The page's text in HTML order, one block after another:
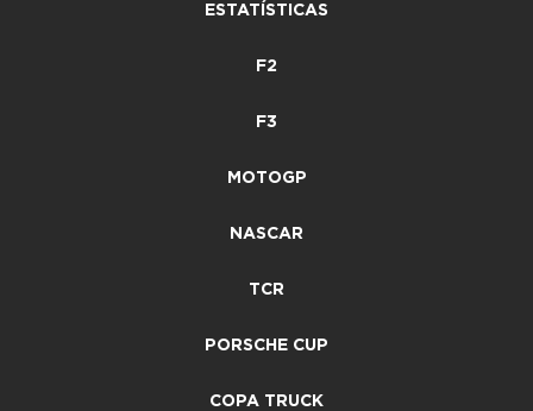
ESTATÍSTICAS
F2
F3
MOTOGP
NASCAR
TCR
PORSCHE CUP
COPA TRUCK